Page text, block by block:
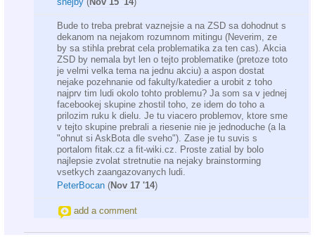
Bude to treba prebrat vaznejsie a na ZSD sa dohodnut s
dekanom na nejakom rozumnom mitingu (Neverim, ze
by sa stihla prebrat cela problematika za ten cas). Akcia
ZSD by nemala byt len o tejto problematike (pretoze toto
je velmi velka tema na jednu akciu) a aspon dostat
nejake pozehnanie od fakulty/katedier a urobit z toho
najprv tim ludi okolo tohto problemu? Ja som sa v jednej
facebookej skupine zhostil toho, ze idem do toho a
prilozim ruku k dielu. Je tu viacero problemov, ktore sme
v tejto skupine prebrali a riesenie nie je jednoduche (a la
"ohnut si AskBota dle sveho"). Zase je tu suvis s
portalom fitak.cz a fit-wiki.cz. Proste zatial by bolo
najlepsie zvolat stretnutie na nejaky brainstorming
vsetkych zaangazovanych ludi.
PeterBocan (Nov 17 '14)
add a comment